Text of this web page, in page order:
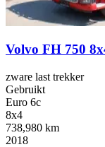
Volvo FH 750
zware last trekker
Gebruikt
Euro 6c
8x4
738,980 km
2018